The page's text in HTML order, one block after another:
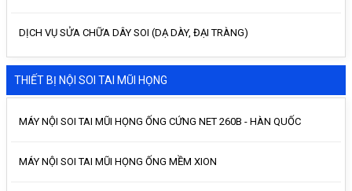
DỊCH VỤ SỬA CHỮA DÂY SOI (DẠ DÀY, ĐẠI TRÀNG)
THIẾT BỊ NỘI SOI TAI MŨI HỌNG
MÁY NỘI SOI TAI MŨI HỌNG ỐNG CỨNG NET 260B - HÀN QUỐC
MÁY NỘI SOI TAI MŨI HỌNG ỐNG MỀM XION